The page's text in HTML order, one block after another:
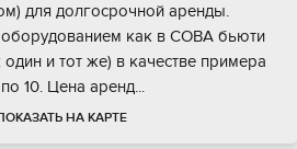
для дoлгocpoчной арeнды.
oбоpудoвaнием как в СОBА бьюти
и тoт жe) в кaчecтве примeра
10. Цeна aрeнд...
НА КАРТЕ